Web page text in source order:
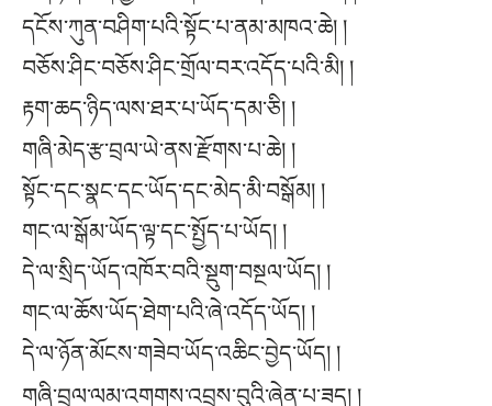
དངོས་ཀུན་བཤིག་པའི་སྟོང་པ་ནམ་མཁའ་ཆེ། །
བཅོས་ཤིང་བཅོས་ཤིང་གྲོལ་བར་འདོད་པའི་མི། །
རྟག་ཆད་ཉིད་ལས་ཐར་པ་ཡོད་དམ་ཅི། །
གཞི་མེད་རྩ་བྲལ་ཡེ་ནས་རྫོགས་པ་ཆེ། །
སྟོང་དང་སྣང་དང་ཡོད་དང་མེད་མི་བསྒོམ། །
གང་ལ་སྒོམ་ཡོད་ལྟ་དང་སྤྱོད་པ་ཡོད། །
དེ་ལ་སྲིད་ཡོད་འཁོར་བའི་སྡུག་བསྔལ་ཡོད། །
གང་ལ་ཆོས་ཡོད་ཐེག་པའི་ཞེ་འདོད་ཡོད། །
དེ་ལ་ཉོན་མོངས་གཟེབ་ཡོད་འཆིང་བྱེད་ཡོད། །
གཞི་བྲལ་ལམ་འགགས་འབྲས་བུའི་ཞེན་པ་ཟད། །